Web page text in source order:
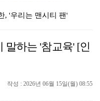
, '우리는 맨시티 팬'
'미우새' 탁재훈, 50대 마지막 생일날 '아근진' 폐…
이강인 "한국 축구, 어려운 상황이지만…좋은 모습도 봐…
말하는 '참교육' [인
작성 : 2026년 06월 15일(월) 08:55